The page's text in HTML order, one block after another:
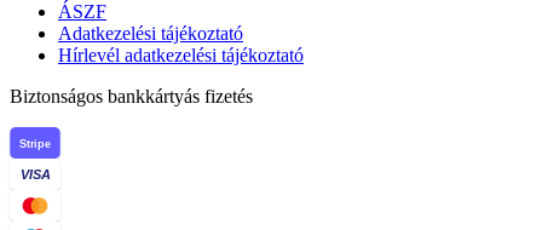
ÁSZF
Adatkezelési tájékoztató
Hírlevél adatkezelési tájékoztató
Biztonságos bankkártyás fizetés
Stripe
VISA